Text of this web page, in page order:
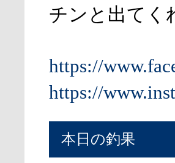
チンと出てく
https://
https://
本日の釣果